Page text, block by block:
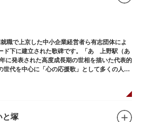
職で上京した中小企業経営者ら有志団体によ
ド下に建立された歌碑です。「あゝ上野駅（あ
に発表された高度成長期の世相を描いた代表的
世代を中心に「心の応援歌」として多くの人々
と塚